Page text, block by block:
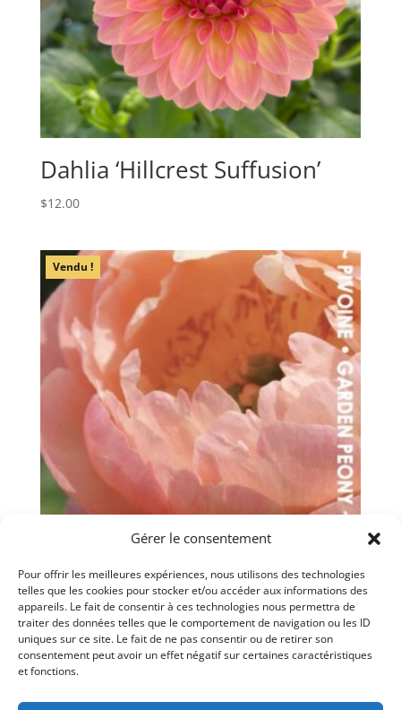
Gérer le consentement
Pour offrir les meilleures expériences, nous utilisons des technologies
telles que les cookies pour stocker et/ou accéder aux informations des
appareils. Le fait de consentir à ces technologies nous permettra de
traiter des données telles que le comportement de navigation ou les ID
uniques sur ce site. Le fait de ne pas consentir ou de retirer son
consentement peut avoir un effet négatif sur certaines caractéristiques
et fonctions.
Dahlia ‘Hillcrest Suffusion’
$12.00
Vendu !
Pivoine ‘Coral Sunset’
$20.00